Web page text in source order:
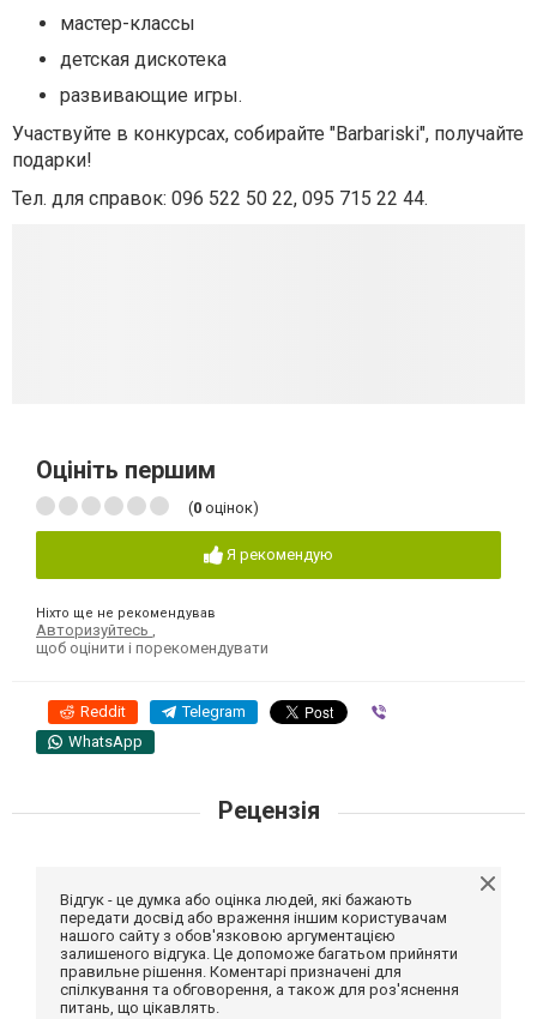
мастер-классы
детская дискотека
развивающие игры.
Участвуйте в конкурсах, собирайте "Barbariski", получайте
подарки!
Тел. для справок: 096 522 50 22, 095 715 22 44.
Оцініть першим
(0 оцінок)
Я рекомендую
Ніхто ще не рекомендував
Авторизуйтесь ,
щоб оцінити і порекомендувати
Reddit Telegram
WhatsApp
Рецензія
Відгук - це думка або оцінка людей, які бажають
передати досвід або враження іншим користувачам
нашого сайту з обов'язковою аргументацією
залишеного відгука. Це допоможе багатьом прийняти
правильне рішення. Коментарі призначені для
спілкування та обговорення, а також для роз'яснення
питань, що цікавлять.